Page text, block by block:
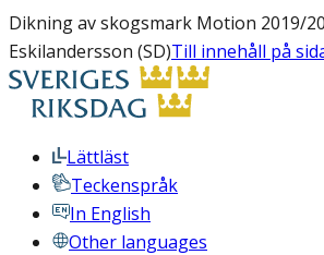
Dikning av skogsmark Motion 2019/
Eskilandersson (SD)Till innehåll på
Lättläst
Teckenspråk
In English
Other languages